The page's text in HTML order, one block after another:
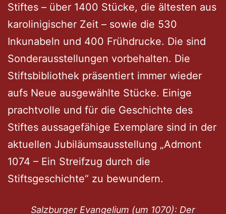
Stiftes – über 1400 Stücke, die ältesten aus
karolinigischer Zeit – sowie die 530
Inkunabeln und 400 Frühdrucke. Die sind
Sonderausstellungen vorbehalten. Die
Stiftsbibliothek präsentiert immer wieder
aufs Neue ausgewählte Stücke. Einige
prachtvolle und für die Geschichte des
Stiftes aussagefähige Exemplare sind in der
aktuellen Jubiläumsausstellung „Admont
1074 – Ein Streifzug durch die
Stiftsgeschichte“ zu bewundern.
Salzburger Evangelium (um 1070): Der